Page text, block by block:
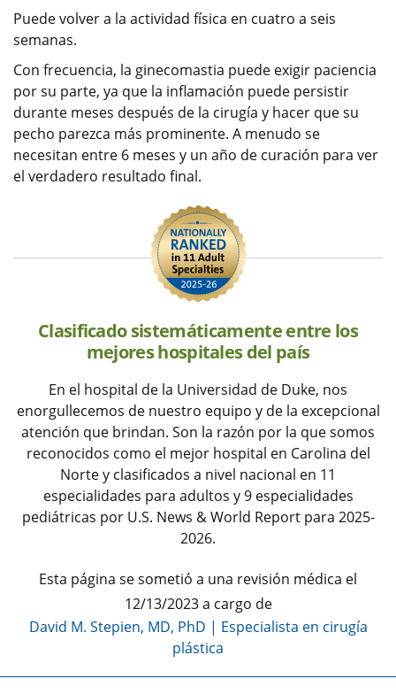
Puede volver a la actividad física en cuatro a seis
semanas.
Con frecuencia, la ginecomastia puede exigir paciencia
por su parte, ya que la inflamación puede persistir
durante meses después de la cirugía y hacer que su
pecho parezca más prominente. A menudo se
necesitan entre 6 meses y un año de curación para ver
el verdadero resultado final.
Clasificado sistemáticamente entre los
mejores hospitales del país
En el hospital de la Universidad de Duke, nos
enorgullecemos de nuestro equipo y de la excepcional
atención que brindan. Son la razón por la que somos
reconocidos como el mejor hospital en Carolina del
Norte y clasificados a nivel nacional en 11
especialidades para adultos y 9 especialidades
pediátricas por U.S. News & World Report para 2025-
2026.
Esta página se sometió a una revisión médica el
12/13/2023 a cargo de
David M. Stepien, MD, PhD | Especialista en cirugía
plástica